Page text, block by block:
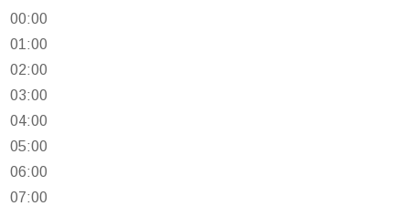
00:00
01:00
02:00
03:00
04:00
05:00
06:00
07:00